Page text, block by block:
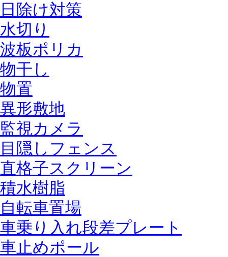
日除け対策
水切り
波板ポリカ
物干し
物置
異形敷地
監視カメラ
目隠しフェンス
直格子スクリーン
積水樹脂
自転車置場
車乗り入れ段差プレート
車止めポール